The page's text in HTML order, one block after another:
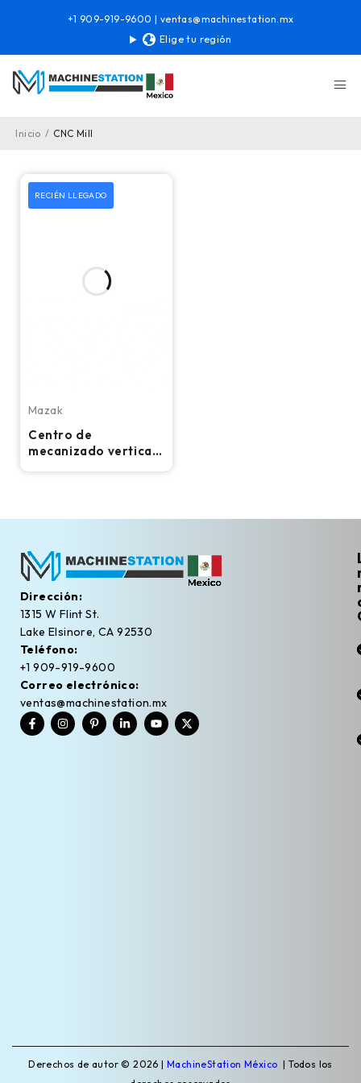
Elige tu región
+1 909-919-9600 | ventas@machinestation.mx
Inicio / CNC Mill
RECIÉN LLEGADO
Mazak
Centro de
mecanizado vertical
Dirección:
1315 W Flint St.
Lake Elsinore, CA 92530
Teléfono:
+1 909-919-9600
Correo electrónico:
ventas@machinestation.mx
Derechos de autor © 2026 |MachineStation México | Todos los